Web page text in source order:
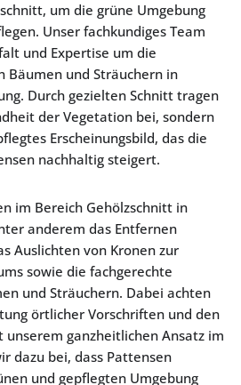
um die grüne Umgebung
Unser fachkundiges Team
und Expertise um die
Bäumen und Sträuchern in
Durch gezielten Schnitt tragen
der Vegetation bei, sondern
Erscheinungsbild, das die
nachhaltig steigert.
im Bereich Gehölzschnitt in
anderem das Entfernen
Auslichten von Kronen zur
sowie die fachgerechte
und Sträuchern. Dabei achten
örtlicher Vorschriften und den
ganzheitlichen Ansatz im
dazu bei, dass Pattensen
und gepflegten Umgebung